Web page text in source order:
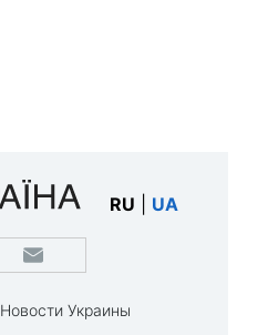
RU UA
Новости Украины